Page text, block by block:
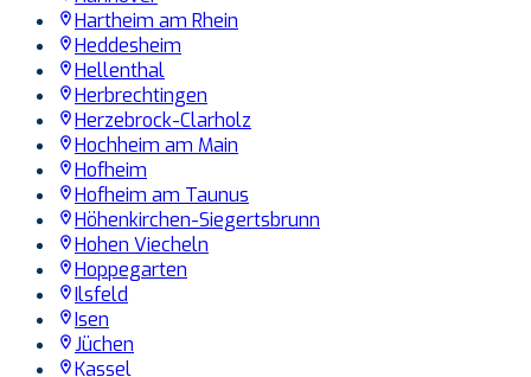
Hartheim am Rhein
Heddesheim
Hellenthal
Herbrechtingen
Herzebrock-Clarholz
Hochheim am Main
Hofheim
Hofheim am Taunus
Höhenkirchen-Siegertsbrunn
Hohen Viecheln
Hoppegarten
Ilsfeld
Isen
Jüchen
Kassel